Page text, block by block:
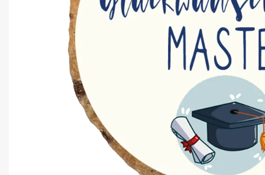
Platz für Plätzchen: 5 Fakten zu
Weihnachtsgebäck
How To:
MotivKEKS-
Designer